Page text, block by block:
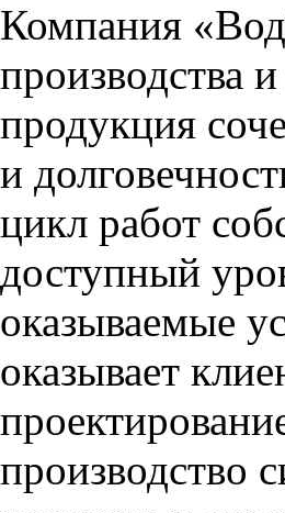
Компания
производства
продукция
и
цикл работ
доступный
оказываемые
оказывает
производство